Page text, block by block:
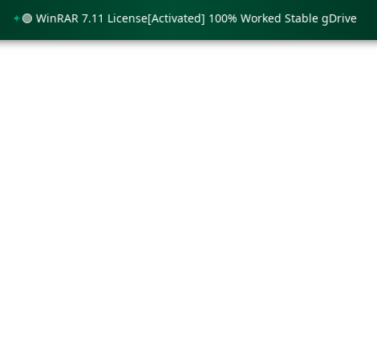
🟢 WinRAR 7.11 License[Activated] 100% Worked Stable gDrive